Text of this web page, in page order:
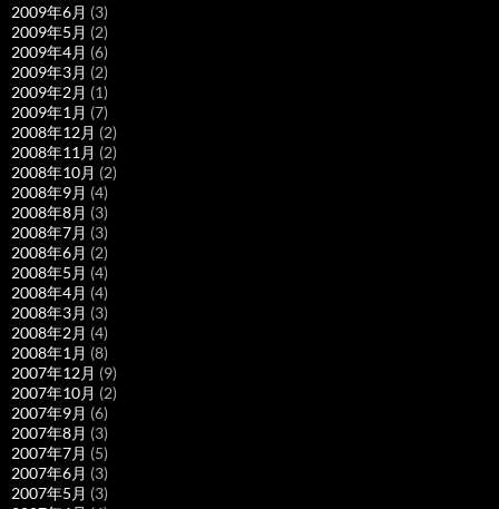
2009年6月 (3)
2009年5月 (2)
2009年4月 (6)
2009年3月 (2)
2009年2月 (1)
2009年1月 (7)
2008年12月 (2)
2008年11月 (2)
2008年10月 (2)
2008年9月 (4)
2008年8月 (3)
2008年7月 (3)
2008年6月 (2)
2008年5月 (4)
2008年4月 (4)
2008年3月 (3)
2008年2月 (4)
2008年1月 (8)
2007年12月 (9)
2007年10月 (2)
2007年9月 (6)
2007年8月 (3)
2007年7月 (5)
2007年6月 (3)
2007年5月 (3)